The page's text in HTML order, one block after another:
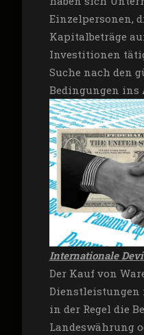
Einzelpersonen,
Kapitalbeträge
Investitionen
Suche nach den
Bedingungen ins
Internationale
Der Kauf von
Dienstleistungen
in der Regel die
Landeswährung